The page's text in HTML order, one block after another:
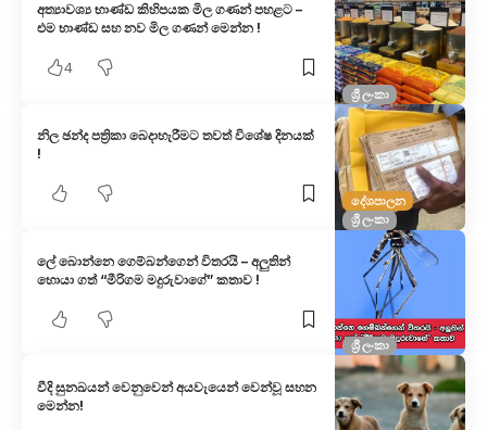
ශ්‍රී ලංකා
අත්‍යාවශ්‍ය භාණ්ඩ කිහිපයක මිල ගණන් පහළට –
එම භාණ්ඩ සහ නව මිල ගණන් මෙන්න !
4
දේශපාලන
ශ්‍රී ලංකා
නිල ඡන්ද පත්‍රිකා බෙදාහැරීමට තවත් විශේෂ දිනයක්
!
ශ්‍රී ලංකා
ලේ බොන්නෙ ගෙම්බන්ගෙන් විතරයි – අලුතින්
හොයා ගත් “මීරිගම මදුරුවාගේ” කතාව !
වීදි සුනඛයන් වෙනුවෙන් අයවැයෙන් වෙන්වූ සහන
මෙන්න!